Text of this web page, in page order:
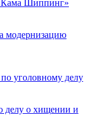
Шиппинг»
модернизацию
уголовному делу
делу о хищении и